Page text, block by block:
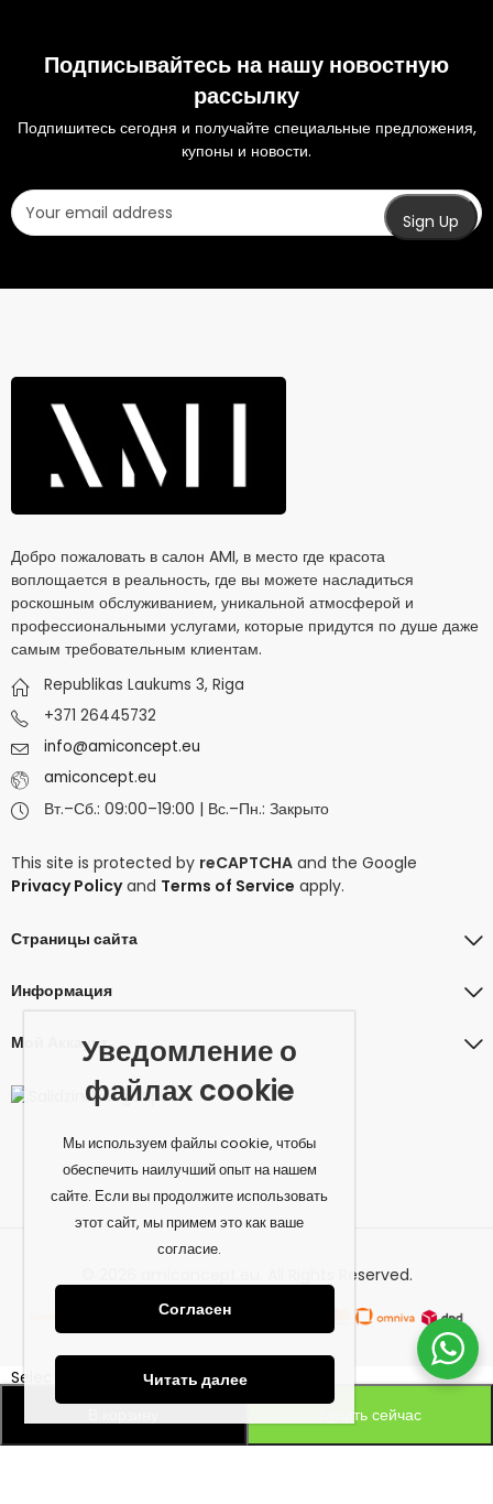
Купить сейчас
Подписывайтесь на нашу новостную
рассылку
Подпишитесь сегодня и получайте специальные предложения,
купоны и новости.
Добро пожаловать в салон AMI, в место где красота
воплощается в реальность, где вы можете насладиться
роскошным обслуживанием, уникальной атмосферой и
профессиональными услугами, которые придутся по душе даже
самым требовательным клиентам.
Republikas Laukums 3, Riga
+371 26445732
info@amiconcept.eu
amiconcept.eu
Вт.–Сб.: 09:00–19:00 | Вс.–Пн.: Закрыто
This site is protected by reCAPTCHA and the Google
Privacy Policyand Terms of Service apply.
Страницы сайта
Информация
Мой Аккаунт
© 2026 amiconcept.eu. All Rights Reserved.
Уведомление о
файлах cookie
Мы используем файлы cookie, чтобы
обеспечить наилучший опыт на нашем
сайте. Если вы продолжите использовать
этот сайт, мы примем это как ваше
согласие.
Согласен
Читать далее
Select at least 2 products
to compare
Смотреть сравнение